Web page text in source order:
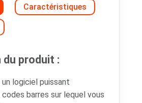
Caractéristiques
produit :
logiciel puissant
barres sur lequel vous